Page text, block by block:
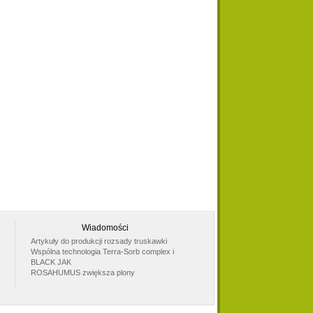
Cebula szczypiorowa
Wiadomości
Artykuły do produkcji rozsady truskawki
Wspólna technologia Terra-Sorb complex i
BLACK JAK
ROSAHUMUS zwiększa plony